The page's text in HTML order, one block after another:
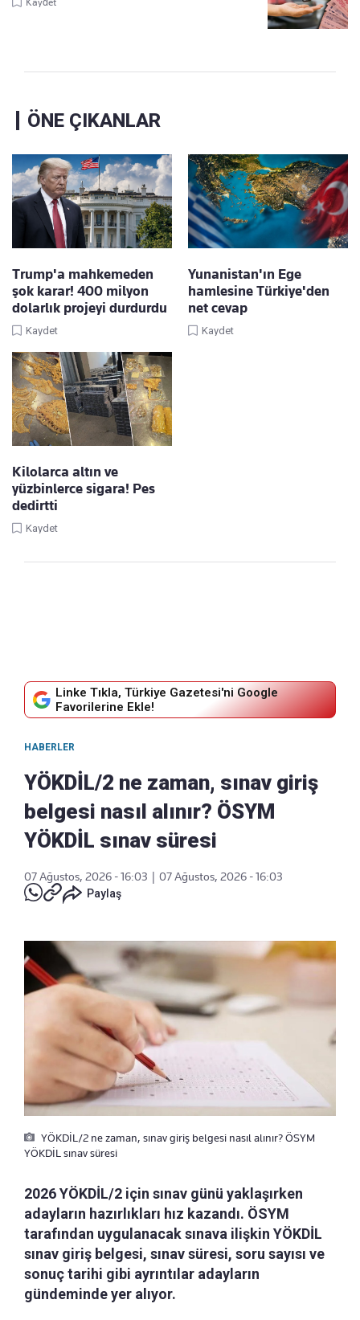
ÖNE ÇIKANLAR
Trump'a mahkemeden
şok karar! 400 milyon
dolarlık projeyi durdurdu
Kaydet
Yunanistan'ın Ege
hamlesine Türkiye'den
net cevap
Kaydet
Kilolarca altın ve
yüzbinlerce sigara! Pes
dedirtti
Kaydet
Linke Tıkla, Türkiye Gazetesi'ni Google
Favorilerine Ekle!
HABERLER
YÖKDİL/2 ne zaman, sınav giriş
belgesi nasıl alınır? ÖSYM
YÖKDİL sınav süresi
07 Ağustos, 2026 - 16:03
07 Ağustos, 2026 - 16:03
Paylaş
YÖKDİL/2 ne zaman, sınav giriş belgesi nasıl alınır? ÖSYM
YÖKDİL sınav süresi
2026 YÖKDİL/2 için sınav günü yaklaşırken
adayların hazırlıkları hız kazandı. ÖSYM
tarafından uygulanacak sınava ilişkin YÖKDİL
sınav giriş belgesi, sınav süresi, soru sayısı ve
sonuç tarihi gibi ayrıntılar adayların
gündeminde yer alıyor.